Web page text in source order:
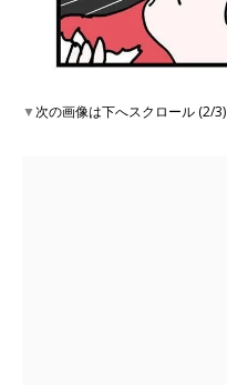
▼次の画像は下へスクロール (2/3)